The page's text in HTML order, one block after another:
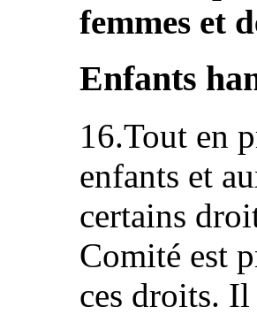
femmes et
Enfants
16.Tout en
enfants et
certains
Comité est
ces droits.